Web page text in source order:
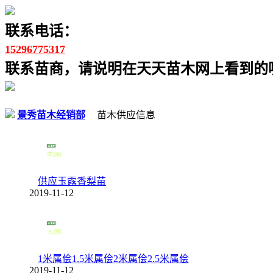
联系电话：
15296775317
联系苗商，请说明在天天苗木网上看到的
景秀苗木经销部 苗木供应信息
供应玉露香梨苗
2019-11-12
1米属侩1.5米属侩2米属侩2.5米属侩
2019-11-12